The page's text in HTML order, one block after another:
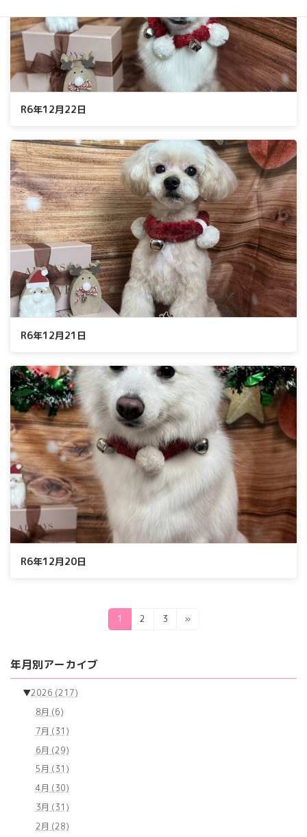
R6年12月22日
R6年12月21日
R6年12月20日
の
ペ
固
定
1
固
2
固
3 »
年月別アーカイブ
▼2026 (217)
8月 (6)
7月 (31)
6月 (29)
5月 (31)
4月 (30)
3月 (31)
2月 (28)